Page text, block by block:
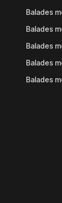
Balades
Balades
Balades
Balades
Balades